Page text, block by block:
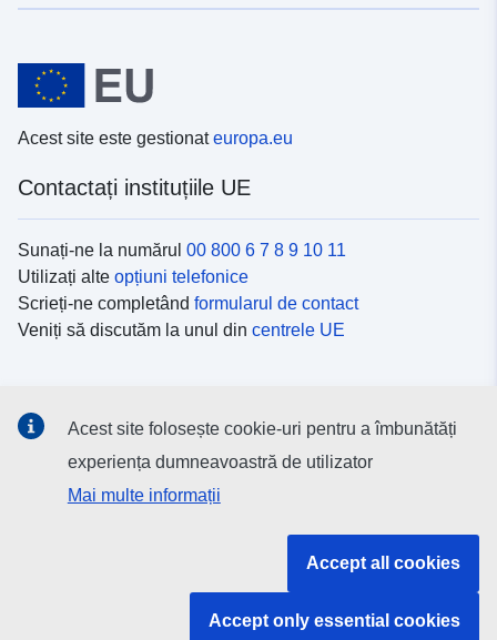
Acest site este gestionateuropa.eu
Contactați instituțiile UE
Sunați-ne la numărul 00 800 6 7 8 9 10 11
Utilizați alte opțiuni telefonice
Scrieți-ne completând formularul de contact
Veniți să discutăm la unul din centrele UE
Descoperiți canalele UEpe rețelele sociale
Instituțiile și organismele UE
Acest site folosește cookie-uri pentru a îmbunătăți
experiența dumneavoastră de utilizator
Mai multe informații
Accept all cookies
Accept only essential cookies